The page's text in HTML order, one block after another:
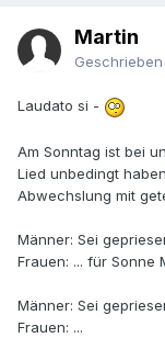
Martin
Geschrieben
Laudato si -
Am Sonntag ist bei
Lied unbedingt
Abwechslung mit
Männer: Sei
Frauen: ... für Sonne
Männer: Sei
Frauen: ...